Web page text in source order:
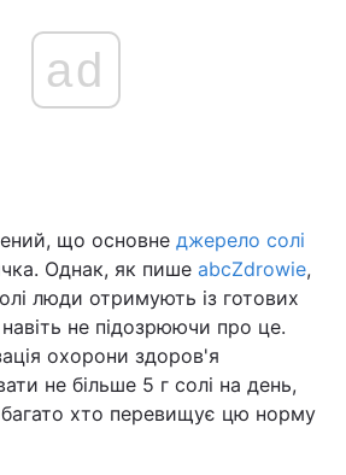
ad
що основне джерело солі
Однак, як пише abcZdrowie,
люди отримують із готових
не підозрюючи про це.
охорони здоров'я
не більше 5 г солі на день,
багато хто перевищує цю норму